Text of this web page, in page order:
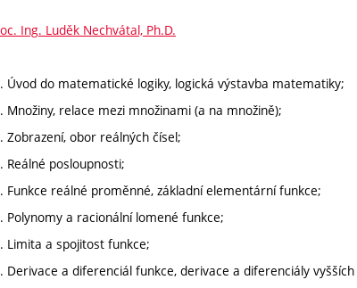
Ing. Luděk Nechvátal, Ph.D.
Úvod do matematické logiky, logická výstavba matematiky;
Množiny, relace mezi množinami (a na množině);
Zobrazení, obor reálných čísel;
Reálné posloupnosti;
Funkce reálné proměnné, základní elementární funkce;
Polynomy a racionální lomené funkce;
Limita a spojitost funkce;
Derivace a diferenciál funkce, derivace a diferenciály